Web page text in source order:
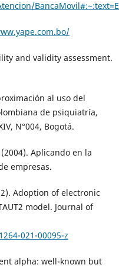
and validity assessment.
al uso del
de psiquiatría,
N°004, Bogotá.
Aplicando en la
empresas.
Adoption of electronic
model. Journal of
021-00095-z
alpha: well-known but